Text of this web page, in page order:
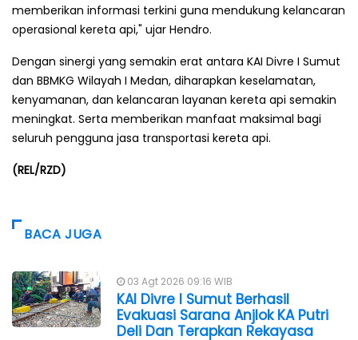
memberikan informasi terkini guna mendukung kelancaran
operasional kereta api," ujar Hendro.
Dengan sinergi yang semakin erat antara KAI Divre I Sumut
dan BBMKG Wilayah I Medan, diharapkan keselamatan,
kenyamanan, dan kelancaran layanan kereta api semakin
meningkat. Serta memberikan manfaat maksimal bagi
seluruh pengguna jasa transportasi kereta api.
(REL/RZD)
BACA JUGA
03 Agt 2026 09:16 WIB
KAI Divre I Sumut Berhasil
Evakuasi Sarana Anjlok KA Putri
Deli Dan Terapkan Rekayasa